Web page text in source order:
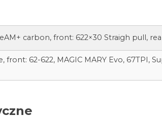
carbon, front: 622×30 Straigh pull,
front: 62-622, MAGIC MARY Evo, 67TPI,